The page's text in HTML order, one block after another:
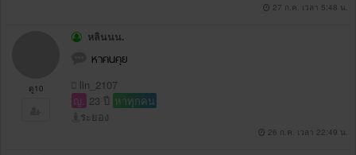
27 ก.ค. เวลา 5:48 น.
ดู10
หลินนน.
หาคนคุย
lin_2107
ญ. 23 ปี หาทุกคน
ระยอง
26 ก.ค. เวลา 22:49 น.